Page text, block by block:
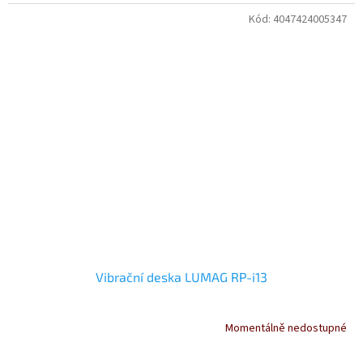
Vibrační deska LUMAG RP-i13
Momentálně nedostupné
Kód: 4047424005347